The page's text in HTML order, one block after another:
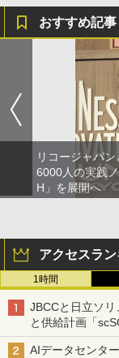
おすすめ記事
リコージャパ
6000人の実践
H」を展開へ
アクセスラ
1時間
JBCCと日立ソリ
と供給計画「
AIデータセンタ